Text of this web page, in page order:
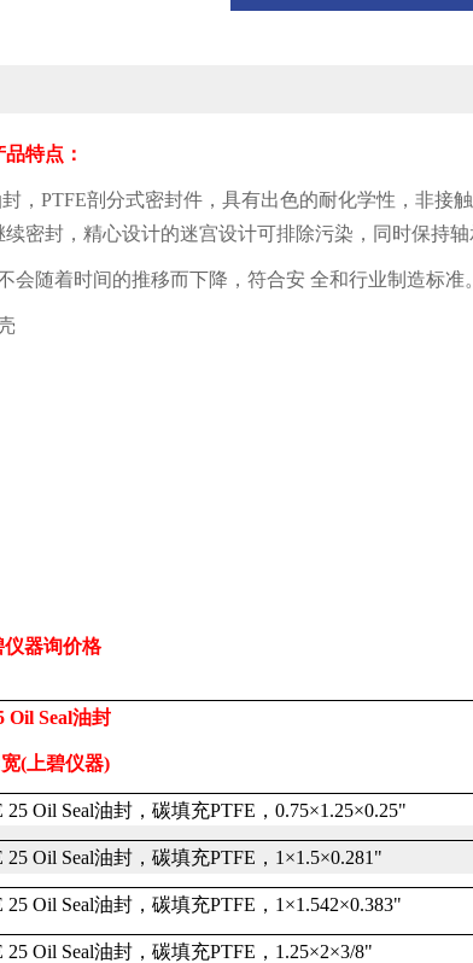
特点：
， PTFE剖分式密封件，具有出色的耐化学性，非接
密封，精心设计的迷宫设计可排除污染，同时保持轴
会随着时间的推移而下降，符合安 全和行业制造标准。
器询价格
Oil Seal油封
( 上碧仪器)
Oil Seal油封，碳填充PTFE ， 0.75×1.25×0.25"
Oil Seal油封，碳填充PTFE ， 1 ×1.5×0.281"
Oil Seal油封，碳填充PTFE ， 1 ×1.542×0.383"
Oil Seal油封，碳填充PTFE ， 1.25×2×3/8"